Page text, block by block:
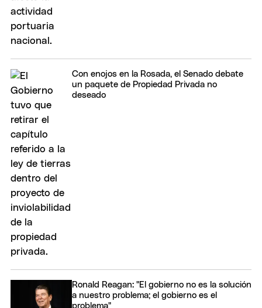
Con enojos en la Rosada, el Senado debate
un paquete de Propiedad Privada no
deseado
Ronald Reagan: "El gobierno no es la solución
a nuestro problema; el gobierno es el
problema"